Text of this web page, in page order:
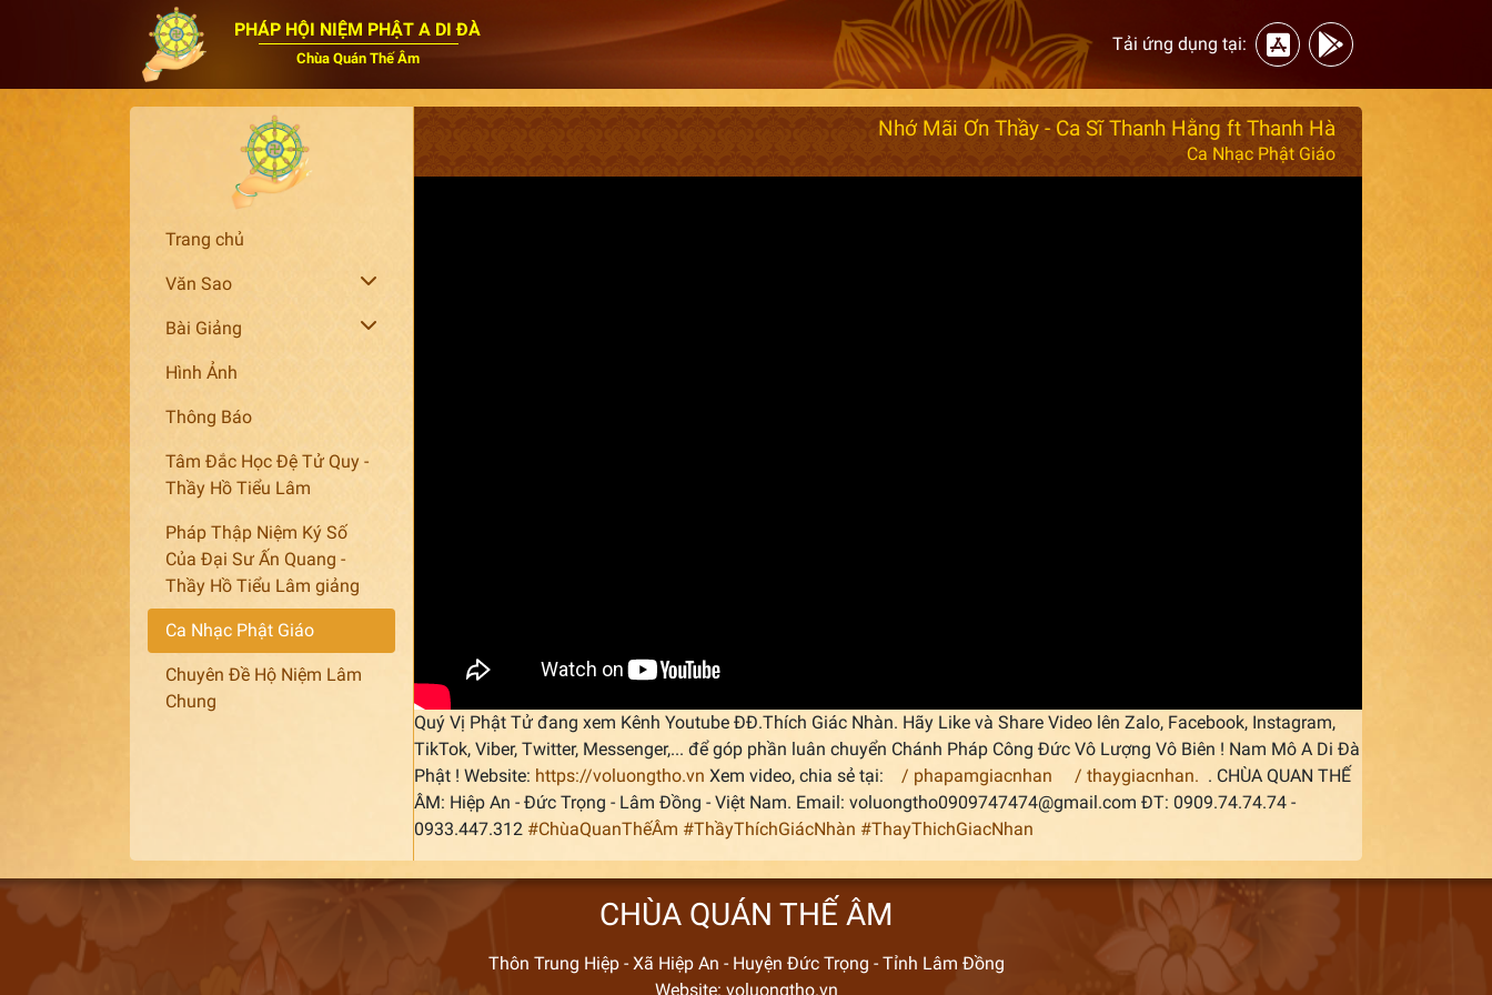
PHÁP HỘI NIỆM PHẬT A DI ĐÀ
Chùa Quán Thế Âm
Tải ứng dụng tại:
Trang chủ
Văn Sao
Bài Giảng
Hình Ảnh
Thông Báo
Tâm Đắc Học Đệ Tử Quy -
Thầy Hồ Tiểu Lâm
Pháp Thập Niệm Ký Số
Của Đại Sư Ấn Quang -
Thầy Hồ Tiểu Lâm giảng
Ca Nhạc Phật Giáo
Chuyên Đề Hộ Niệm Lâm
Chung
Nhớ Mãi Ơn Thầy - Ca Sĩ Thanh Hằng ft Thanh Hà
Ca Nhạc Phật Giáo
Quý Vị Phật Tử đang xem Kênh Youtube ĐĐ.Thích Giác Nhàn. Hãy Like và Share Video lên Zalo, Facebook, Instagram,
TikTok, Viber, Twitter, Messenger,... để góp phần luân chuyển Chánh Pháp Công Đức Vô Lượng Vô Biên ! Nam Mô A Di Đà
Phật ! Website: https://voluongtho.vn Xem video, chia sẻ tại: / phapamgiacnhan / thaygiacnhan. . CHÙA QUAN THẾ
ÂM: Hiệp An - Đức Trọng - Lâm Đồng - Việt Nam. Email: voluongtho0909747474@gmail.com ĐT: 0909.74.74.74 -
0933.447.312 #ChùaQuanThếÂm #ThầyThíchGiácNhàn #ThayThichGiacNhan
CHÙA QUÁN THẾ ÂM
Thôn Trung Hiệp - Xã Hiệp An - Huyện Đức Trọng - Tỉnh Lâm Đồng
Website: voluongtho.vn